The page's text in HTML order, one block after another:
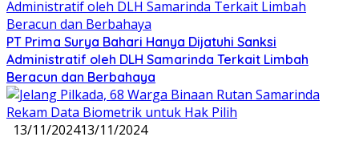
PT Prima Surya Bahari Hanya Dijatuhi Sanksi
Administratif oleh DLH Samarinda Terkait Limbah
Beracun dan Berbahaya
13/11/202413/11/2024